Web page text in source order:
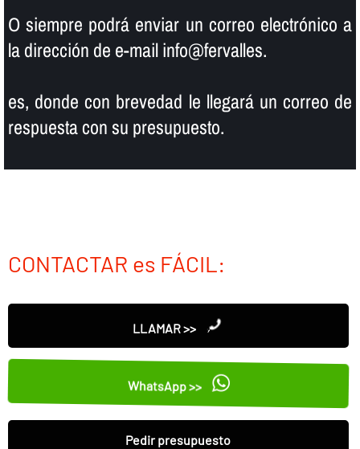
O siempre podrá enviar un correo electrónico a
la dirección de e-mail info@fervalles.
es, donde con brevedad le llegará un correo de
respuesta con su presupuesto.
CONTACTAR es FÁCIL:
LLAMAR >>
WhatsApp >>
Pedir presupuesto